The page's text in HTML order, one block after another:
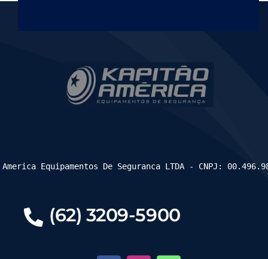
(62) 3209-5900
Equipamentos De Seguranca LTDA - CNPJ: